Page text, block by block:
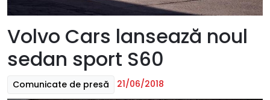
Volvo Cars lansează noul
sedan sport S60
Comunicate de presă 21/06/2018